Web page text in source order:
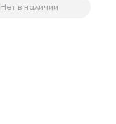
Нет в наличии